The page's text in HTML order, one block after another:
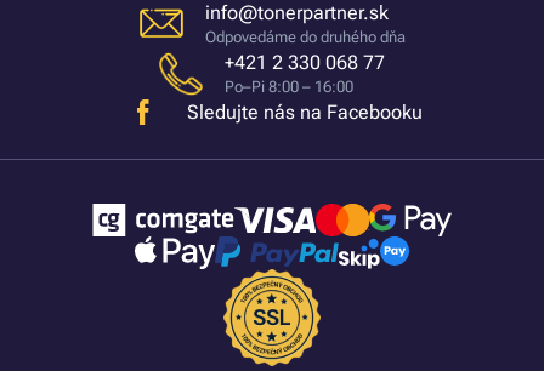
info@tonerpartner.sk
Odpovedáme do druhého dňa
+421 2 330 068 77
Po–Pi 8:00 – 16:00
Sledujte nás na Facebooku